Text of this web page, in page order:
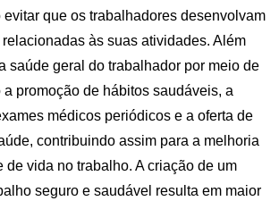
que os trabalhadores desenvolvam
às suas atividades. Além
saúde geral do trabalhador por meio de
a promoção de hábitos saudáveis, a
médicos periódicos e a oferta de
contribuindo assim para a melhoria
de vida no trabalho. A criação de um
seguro e saudável resulta em maior